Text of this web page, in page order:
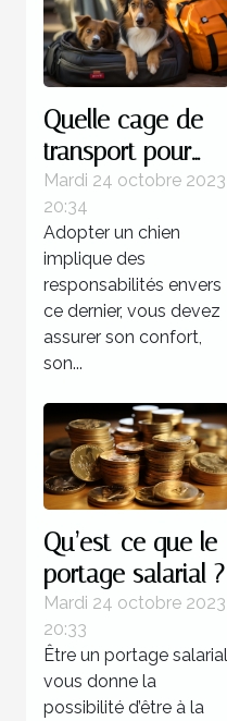
Quelle cage de
transport pour
chien est plus
recommandée ?
Mardi 24 octobre 2023
20:34
Adopter un chien
implique des
responsabilités envers
ce dernier, vous devez
assurer son confort,
son...
Qu’est-ce que le
portage salarial ?
Mardi 24 octobre 2023
20:33
Être un portage salarial
vous donne la
possibilité d’être à la